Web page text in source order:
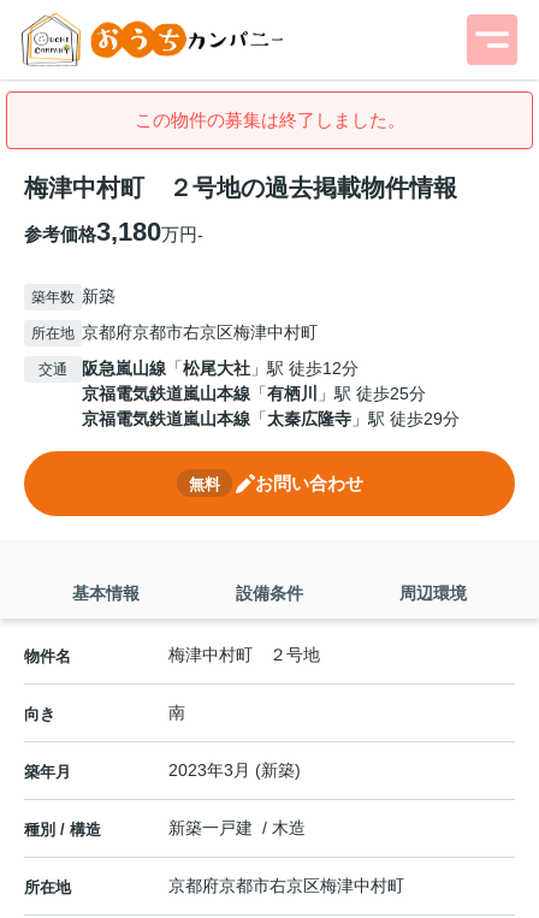
この物件の募集は終了しました。
梅津中村町 ２号地の過去掲載物件情報
参考価格3,180万円-
築年数 新築
所在地 京都府京都市右京区梅津中村町
交通 阪急嵐山線 「松尾大社 」駅 徒歩12分
京福電気鉄道嵐山本線 「有栖川
」駅 徒歩25分
京福電気鉄道嵐山本線 「太秦広隆寺 」駅 徒歩29分
無料 お問い合わせ
基本情報 設備条件 周辺環境
物件名 梅津中村町 ２号地
向き 南
築年月 2023年3月 (新築)
種別 / 構造 新築一戸建 / 木造
所在地 京都府京都市右京区梅津中村町